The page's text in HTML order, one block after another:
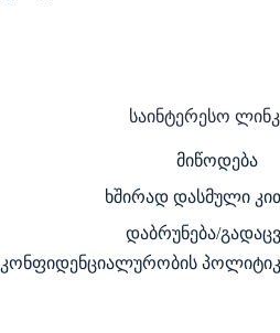
საინტერესო
მიწოდება
ხშირად დასმული
დაბრუნება/
კონფიდენციალურობის